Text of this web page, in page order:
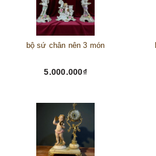
bộ sứ chân nên 3 món
5.000.000₫